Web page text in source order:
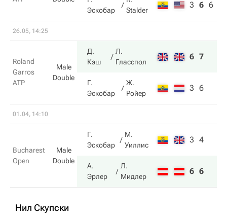
Эскобар
Stalder
3 6 6
26.05, 14:25
Roland
Garros
ATP
Male
Double
Д.
Кэш
Л.
Гласспол
6 7
Г.
Эскобар
Ж.
Ройер
3 6
01.04, 14:10
Bucharest
Open
Male
Double
Г.
Эскобар
М.
Уиллис
3 4
А.
Эрлер
Л.
Мидлер
6 6
Нил Скупски